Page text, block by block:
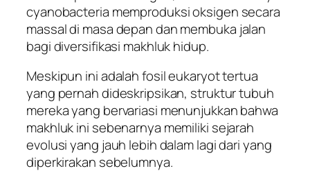
cyanobacteria memproduksi oksigen secara
massal di masa depan dan membuka jalan
bagi diversifikasi makhluk hidup.
Meskipun ini adalah fosil eukaryot tertua
yang pernah dideskripsikan, struktur tubuh
mereka yang bervariasi menunjukkan bahwa
makhluk ini sebenarnya memiliki sejarah
evolusi yang jauh lebih dalam lagi dari yang
diperkirakan sebelumnya.